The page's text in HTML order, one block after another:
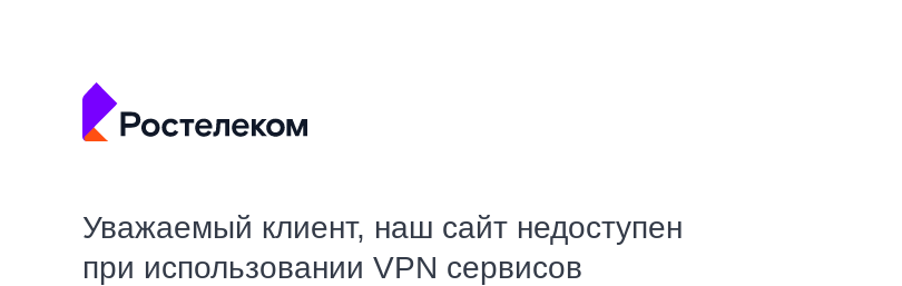
Уважаемый клиент, наш сайт недоступен
при использовании VPN сервисов